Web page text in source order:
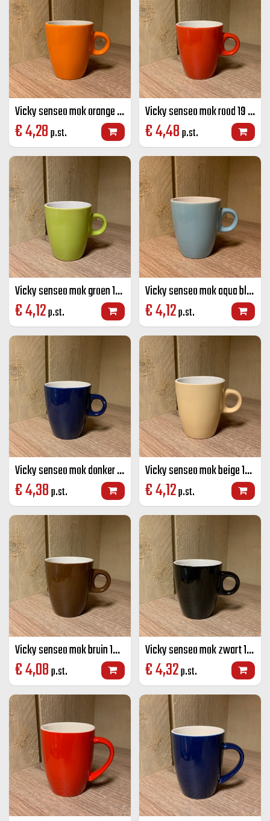
Vicky senseo mok orange 19 CL
€4,28p.st.
Vicky senseo mok rood 19 CL
€4,48p.st.
Vicky senseo mok groen 19 CL
€4,12p.st.
Vicky senseo mok aqua blauw 19 CL
€4,12p.st.
Vicky senseo mok donker blauw 19 CL
€4,38p.st.
Vicky senseo mok beige 19 CL
€4,12p.st.
Vicky senseo mok bruin 19 CL
€4,08p.st.
Vicky senseo mok zwart 19 CL
€4,32p.st.